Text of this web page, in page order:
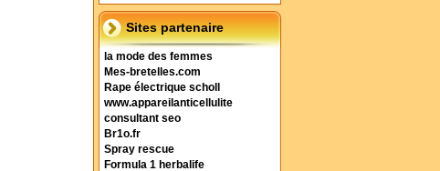
Sites partenaire
la mode des femmes
Mes-bretelles.com
Rape électrique scholl
www.appareilanticellulite
consultant seo
Br1o.fr
Spray rescue
Formula 1 herbalife